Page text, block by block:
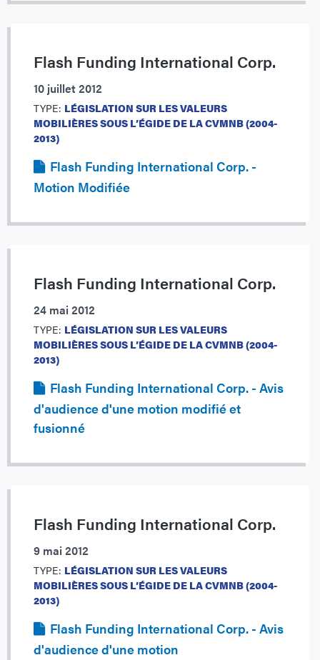
Flash Funding International Corp.
10 juillet 2012
TYPE: LÉGISLATION SUR LES VALEURS
MOBILIÈRES SOUS L’ÉGIDE DE LA CVMNB (2004-
2013)
Flash Funding International Corp. -
Motion Modifiée
Flash Funding International Corp.
24 mai 2012
TYPE: LÉGISLATION SUR LES VALEURS
MOBILIÈRES SOUS L’ÉGIDE DE LA CVMNB (2004-
2013)
Flash Funding International Corp. - Avis
d'audience d'une motion modifié et
fusionné
Flash Funding International Corp.
9 mai 2012
TYPE: LÉGISLATION SUR LES VALEURS
MOBILIÈRES SOUS L’ÉGIDE DE LA CVMNB (2004-
2013)
Flash Funding International Corp. - Avis
d'audience d'une motion